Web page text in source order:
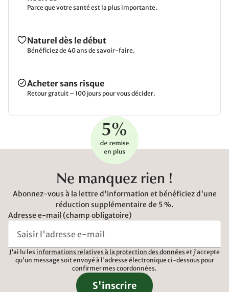
Parce que votre santé est la plus importante.
Naturel dès le début
Bénéficiez de 40 ans de savoir-faire.
Acheter sans risque
Retour gratuit – 100 jours pour vous décider.
Ne manquez rien !
Abonnez-vous à la lettre d'information et bénéficiez d'une
réduction supplémentaire de 5 %.
Adresse e-mail (champ obligatoire)
J'ai lu les informations relatives à la protection des données et j'accepte
qu'un message soit envoyé à l'adresse électronique ci-dessous pour
confirmer mes coordonnées.
S'inscrire